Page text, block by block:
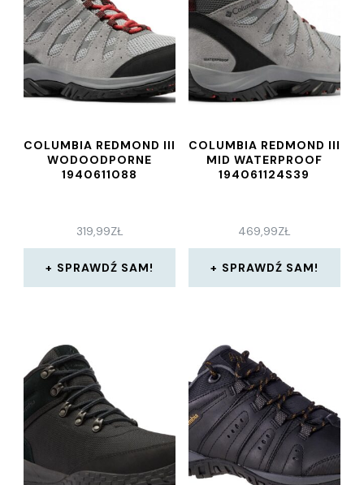
COLUMBIA REDMOND III
WODOODPORNE
1940611088
319,99ZŁ
SPRAWDŹ SAM!
COLUMBIA REDMOND III
MID WATERPROOF
194061124S39
469,99ZŁ
SPRAWDŹ SAM!